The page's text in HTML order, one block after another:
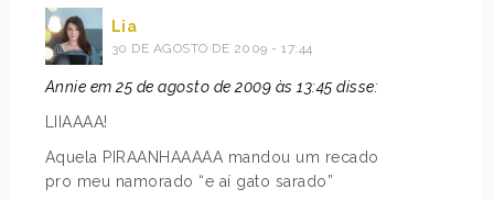
Lia
30 DE AGOSTO DE 2009 - 17:44
Annie em 25 de agosto de 2009 às 13:45 disse:
LIIAAAA!
Aquela PIRAANHAAAAA mandou um recado
pro meu namorado “e aí gato sarado”